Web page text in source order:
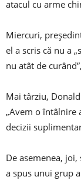
atacul cu arme
Miercuri,
el a scris că nu a
nu atât de
Mai târziu,
„Avem o întâlnire
decizii
De asemenea,
a spus unui grup